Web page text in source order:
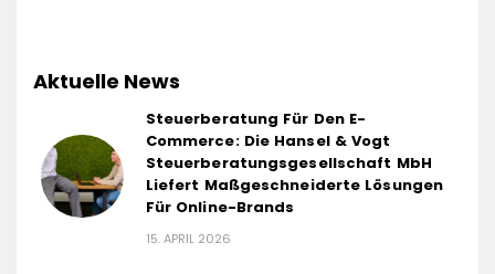
Aktuelle News
Steuerberatung Für Den E-
Commerce: Die Hansel & Vogt
Steuerberatungsgesellschaft MbH
Liefert Maßgeschneiderte Lösungen
Für Online-Brands
15. APRIL 2026